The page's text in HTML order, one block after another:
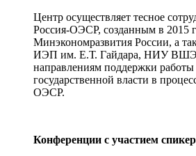
Центр осуществляет тесное
Россия-ОЭСР, созданным в 2015
Минэкономразвития России, а
ИЭП им. Е.Т. Гайдара, НИУ ВШЭ
направлениям поддержки работы
государственной власти в
ОЭСР.
Конференции с участием